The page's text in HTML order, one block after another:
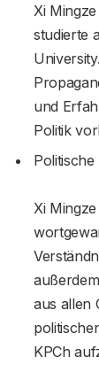
Xi
studierte
und
Politik
Xi
aus allen
KPCh